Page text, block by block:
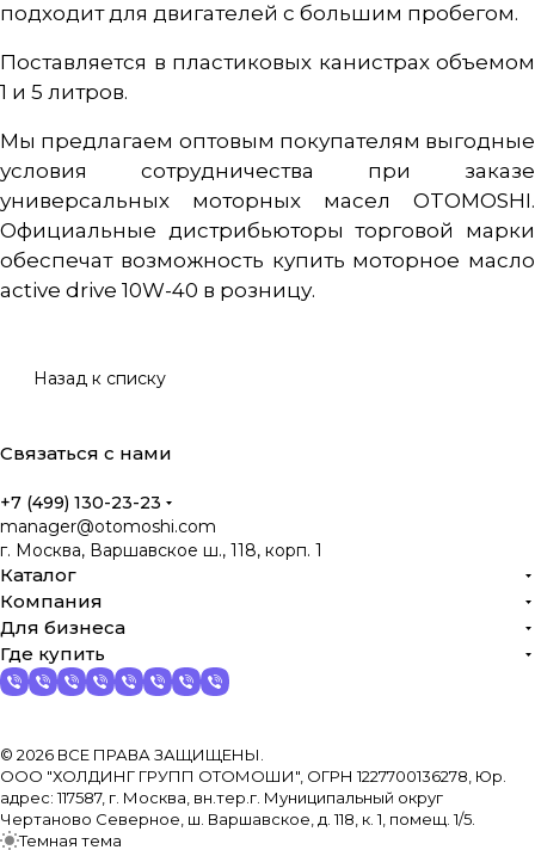
подходит для двигателей с большим пробегом.
Поставляется в пластиковых канистрах объемом
1 и 5 литров.
Мы предлагаем оптовым покупателям выгодные
условия сотрудничества при заказе
универсальных моторных масел OTOMOSHI.
Официальные дистрибьюторы торговой марки
обеспечат возможность купить моторное масло
active drive 10W-40 в розницу.
Назад к списку
Связаться с нами
+7 (499) 130-23-23
manager@otomoshi.com
г. Москва, Варшавское ш., 118, корп. 1
Каталог
Компания
Для бизнеса
Где купить
© 2026 ВСЕ ПРАВА ЗАЩИЩЕНЫ.
ООО "ХОЛДИНГ ГРУПП ОТОМОШИ", ОГРН 1227700136278, Юр.
адрес: 117587, г. Москва, вн.тер.г. Муниципальный округ
Чертаново Северное, ш. Варшавское, д. 118, к. 1, помещ. 1/5.
Темная тема